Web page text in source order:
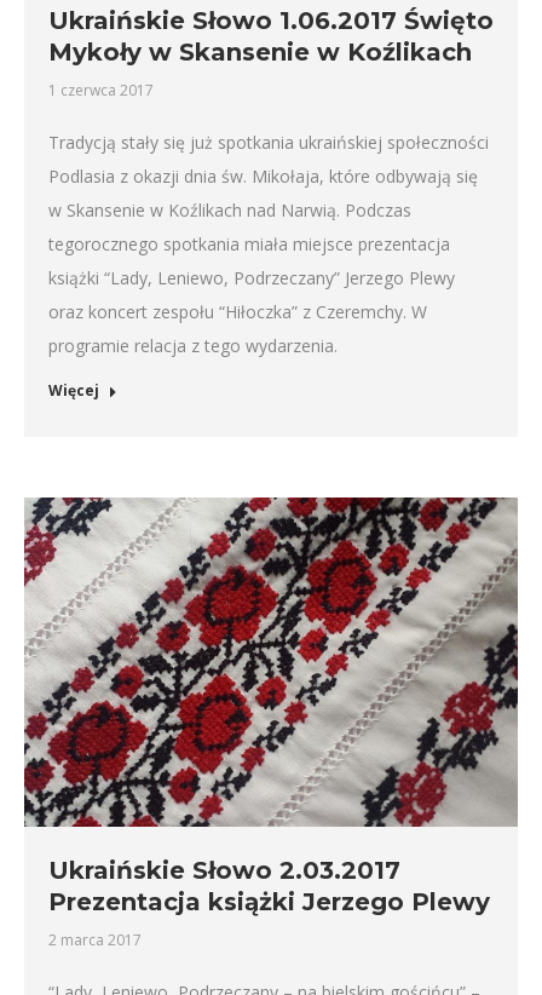
Ukraińskie Słowo 1.06.2017 Święto
Mykoły w Skansenie w Koźlikach
1 czerwca 2017
Tradycją stały się już spotkania ukraińskiej społeczności
Podlasia z okazji dnia św. Mikołaja, które odbywają się
w Skansenie w Koźlikach nad Narwią. Podczas
tegorocznego spotkania miała miejsce prezentacja
książki “Lady, Leniewo, Podrzeczany” Jerzego Plewy
oraz koncert zespołu “Hiłoczka” z Czeremchy. W
programie relacja z tego wydarzenia.
Więcej
Ukraińskie Słowo 2.03.2017
Prezentacja książki Jerzego Plewy
2 marca 2017